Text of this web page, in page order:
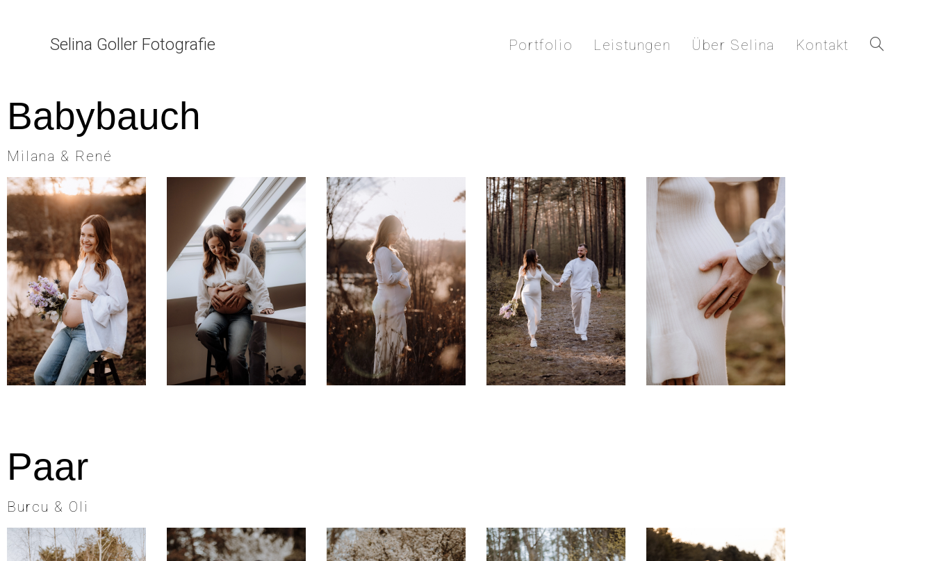
Selina Goller Fotografie Portfolio Leistungen Über Selina Kontakt
Babybauch
Milana & René
Paar
Burcu & Oli